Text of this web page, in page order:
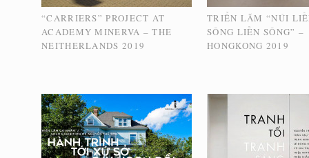
“CARRIERS” PROJECT AT
ACADEMY MINERVA – THE
NEITHERLANDS 2019
TRIỂN LÃM “NÚI
SÔNG LIỀN SÔNG” –
HONGKONG 2019